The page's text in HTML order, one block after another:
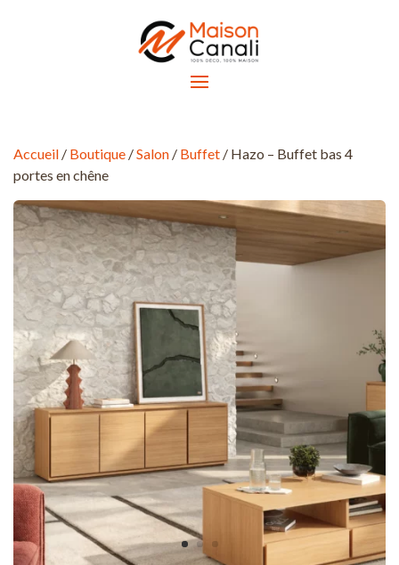
Accueil / Boutique /Salon / Buffet / Hazo – Buffet bas 4
portes en chêne